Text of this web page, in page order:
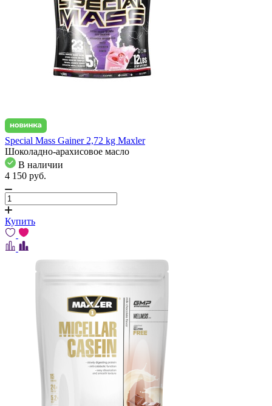
Special Mass Gainer 2,72 kg Maxler
Шоколадно-арахисовое масло
В наличии
4 150 pуб.
Купить